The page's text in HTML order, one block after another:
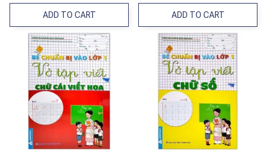
ADD TO CART ADD TO CART